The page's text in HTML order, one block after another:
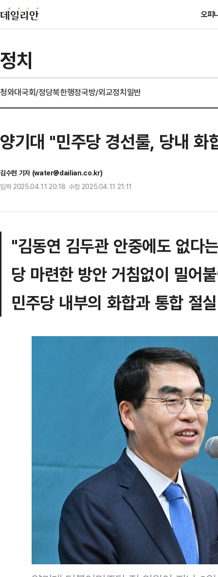
오피
정치
청와대국회/정당북한행정국방/외교정치일반
양기대 "민주당 경선룰, 당내 화
김수현 기자 (water@dailian.co.kr)
입력 2025.04.11 20:18 수정 2025.04.11 21:11
"김동연 김두관 안중에도 없다
당 마련한 방안 거침없이 밀어
민주당 내부의 화합과 통합 절